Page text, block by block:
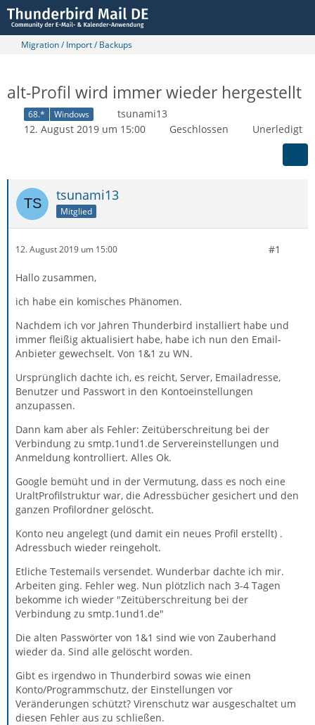
Migration / Import / Backups
alt-Profil wird immer wieder hergestellt
68.* Windows
tsunami13
12. August 2019 um 15:00
Geschlossen Unerledigt
tsunami13
Mitglied
12. August 2019 um 15:00 #1
Hallo zusammen,
ich habe ein komisches Phänomen.
Nachdem ich vor Jahren Thunderbird installiert habe und
immer fleißig aktualisiert habe, habe ich nun den Email-
Anbieter gewechselt. Von 1&1 zu WN.
Ursprünglich dachte ich, es reicht, Server, Emailadresse,
Benutzer und Passwort in den Kontoeinstellungen
anzupassen.
Dann kam aber als Fehler: Zeitüberschreitung bei der
Verbindung zu smtp.1und1.de Servereinstellungen und
Anmeldung kontrolliert. Alles Ok.
Google bemüht und in der Vermutung, dass es noch eine
UraltProfilstruktur war, die Adressbücher gesichert und den
ganzen Profilordner gelöscht.
Konto neu angelegt (und damit ein neues Profil erstellt) .
Adressbuch wieder reingeholt.
Etliche Testemails versendet. Wunderbar dachte ich mir.
Arbeiten ging. Fehler weg. Nun plötzlich nach 3-4 Tagen
bekomme ich wieder "Zeitüberschreitung bei der
Verbindung zu smtp.1und1.de"
Die alten Passwörter von 1&1 sind wie von Zauberhand
wieder da. Sind alle gelöscht worden.
Gibt es irgendwo in Thunderbird sowas wie einen
Konto/Programmschutz, der Einstellungen vor
Veränderungen schützt? Virenschutz war ausgeschaltet um
diesen Fehler aus zu schließen.